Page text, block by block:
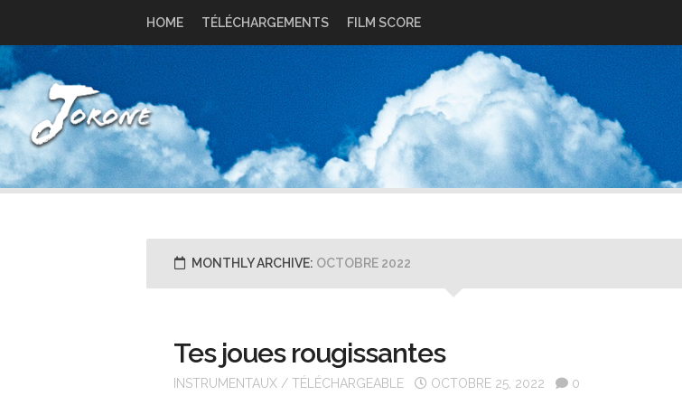
content
HOME TÉLÉCHARGEMENTS FILM SCORE
MONTHLY ARCHIVE: OCTOBRE 2022
Tes joues rougissantes
INSTRUMENTAUX / TÉLÉCHARGEABLE OCTOBRE 25, 2022 0